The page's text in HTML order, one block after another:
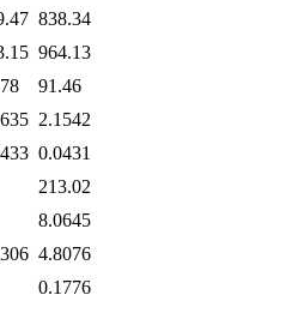
838.34
964.13
91.46
2.1542
0.0431
213.02
8.0645
4.8076
0.1776